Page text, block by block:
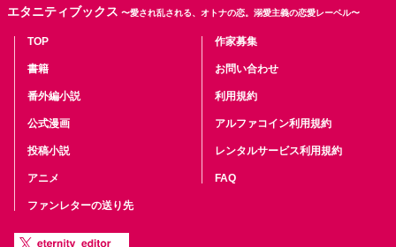
エタニティブックス 〜愛され乱される、オトナの恋。溺愛主義の恋愛レーベル〜
TOP
書籍
番外編小説
公式漫画
投稿小説
アニメ
ファンレターの送り先
作家募集
お問い合わせ
利用規約
アルファコイン利用規約
レンタルサービス利用規約
FAQ